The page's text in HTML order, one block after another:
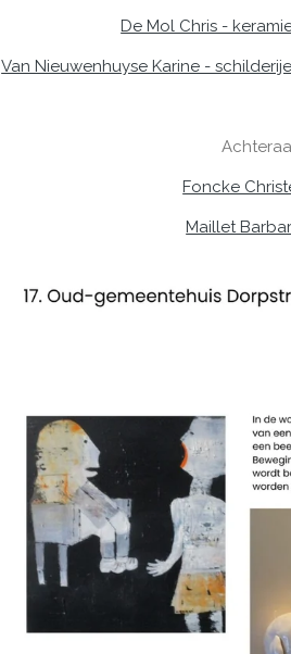
De Mol Chris -
Van Nieuwenhuyse Karine -
Foncke
Maillet